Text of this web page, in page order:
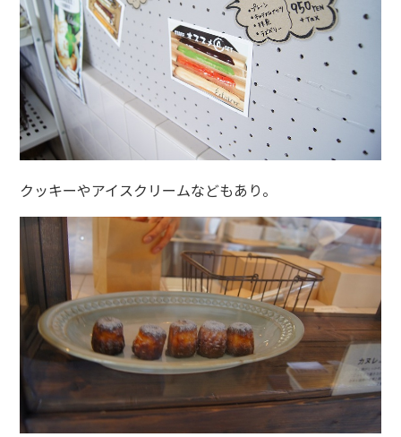
クッキーやアイスクリームなどもあり。